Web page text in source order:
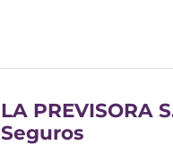
LA PREVISORA
Seguros